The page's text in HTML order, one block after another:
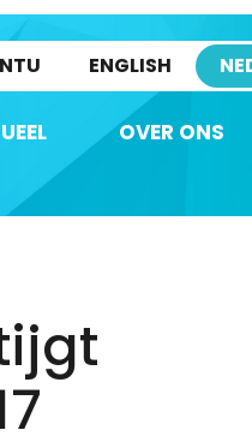
ENGLISH
OVER ONS